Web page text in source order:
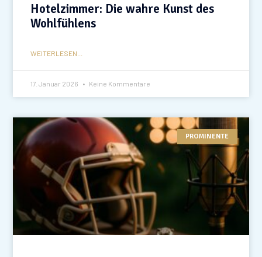
Hotelzimmer: Die wahre Kunst des
Wohlfühlens
WEITERLESEN...
17. Januar 2026 Keine Kommentare
PROMINENTE